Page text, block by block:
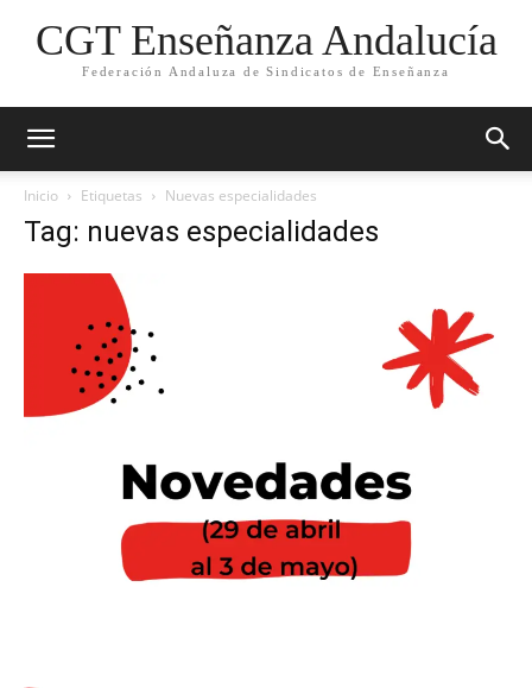
CGT Enseñanza Andalucía
Federación Andaluza de Sindicatos de Enseñanza
Inicio Etiquetas Nuevas especialidades
Tag: nuevas especialidades